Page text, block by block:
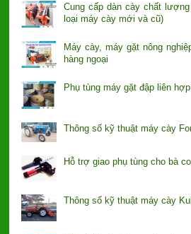
Cung cấp dàn cày chất
loại máy cày mới và cũ)
Máy cày, máy gặt nông
hàng ngoại
Phụ tùng máy gặt đập liên hợp
Thông số kỹ thuật máy cày
Hỗ trợ giao phụ tùng cho bà
Thông số kỹ thuật máy cày